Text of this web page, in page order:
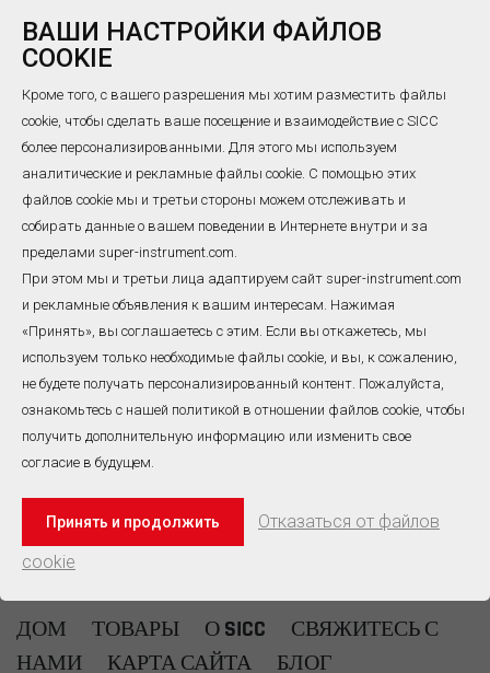
ВАШИ НАСТРОЙКИ ФАЙЛОВ
COOKIE
Кроме того, с вашего разрешения мы хотим разместить файлы
cookie, чтобы сделать ваше посещение и взаимодействие с SICC
более персонализированными. Для этого мы используем
аналитические и рекламные файлы cookie. С помощью этих
файлов cookie мы и третьи стороны можем отслеживать и
собирать данные о вашем поведении в Интернете внутри и за
пределами super-instrument.com.
При этом мы и третьи лица адаптируем сайт super-instrument.com
и рекламные объявления к вашим интересам. Нажимая
«Принять», вы соглашаетесь с этим. Если вы откажетесь, мы
используем только необходимые файлы cookie, и вы, к сожалению,
не будете получать персонализированный контент. Пожалуйста,
ознакомьтесь с нашей политикой в ​​отношении файлов cookie, чтобы
получить дополнительную информацию или изменить свое
согласие в будущем.
Принять и продолжить
Отказаться от файлов
cookie
Компенсационные
кабели с минеральной
изоляцией
Компенсационные кабели
с минеральной изоляцией
имеют внутренние жилы
типа R/S (Cu-CuNi) и типа B
(Cu-Cu). Компенсирующая
жила с медной оболочкой.
ЧИТАТЬ ДАЛЕЕ
Компенсационный
кабель с минеральной
изоляцией типа R
кабель с минеральной
универсальный
соединительный кабель
для подключения
термопар к системам
управления. Как
производитель,
ориентированный на
компенсационный кабель
клиентами из разных
ЧИТАТЬ ДАЛЕЕ
Всего
No520, Wangjiang Road,Hefei,China
ПОСМОТРЕТЬ ВСЕ КОНТАКТЫ
Электронная почта: info@super-instrument.com
Тел: +86-551-63838994
WhatsApp : +86-138-5510-9811
ДОМ ТОВАРЫ О SICC
СВЯЖИТЕСЬ С
НАМИ
КАРТА САЙТА БЛОГ